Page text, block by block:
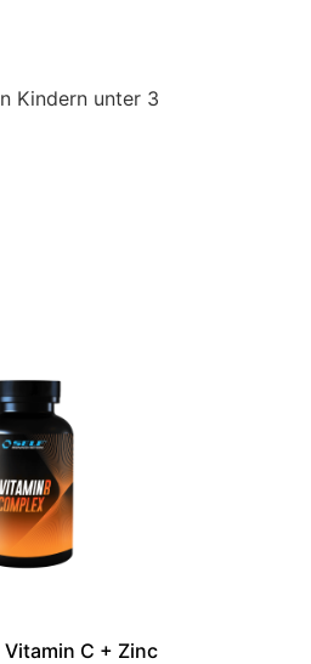
Kindern unter 3
Vitamin C + Zinc